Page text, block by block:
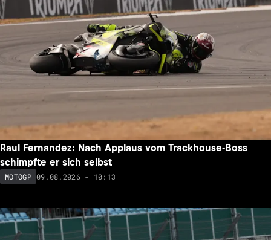
Raul Fernandez: Nach Applaus vom Trackhouse-Boss
schimpfte er sich selbst
MOTOGP 09.08.2026 - 10:13